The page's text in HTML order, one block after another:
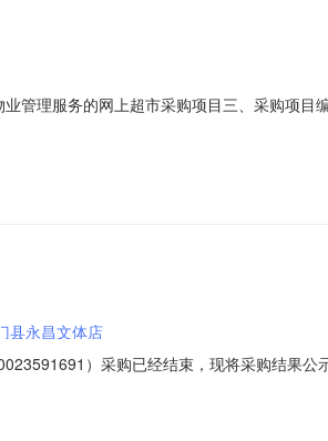
管理服务的网上超市采购项目三、采购项
、同级政府采购监督管理部门名称：联系人
县永昌文体店
）采购已经结束，现将采购结果
采购单位联系人和联系方式:采购单位统一